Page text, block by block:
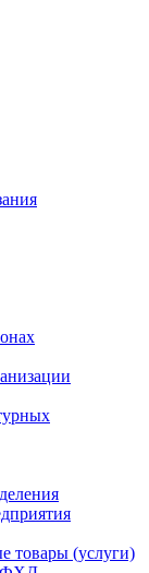
товары (услуги)